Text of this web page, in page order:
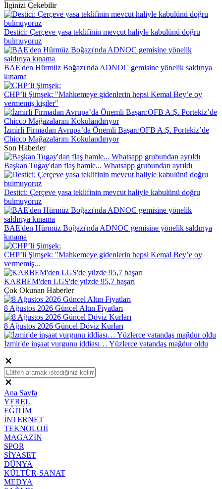
İlginizi Çekebilir
Destici: Çerçeve yasa teklifinin mevcut haliyle kabulünü doğru
bulmuyoruz
BAE'den Hürmüz Boğazı'nda ADNOC gemisine yönelik saldırıya
kınama
CHP’li Şimşek: "Mahkemeye gidenlerin hepsi Kemal Bey’e oy
vermemiş kişiler"
İzmirli Firmadan Avrupa’da Önemli Başarı:OFB A.Ş. Portekiz’de
Chicco Mağazalarını Kokulandırıyor
Son Haberler
Başkan Tugay'dan flaş hamle... Whatsapp grubundan ayrıldı
Destici: Çerçeve yasa teklifinin mevcut haliyle kabulünü doğru
bulmuyoruz
BAE'den Hürmüz Boğazı'nda ADNOC gemisine yönelik saldırıya
kınama
CHP’li Şimşek: "Mahkemeye gidenlerin hepsi Kemal Bey’e oy
vermemiş...
KARBEM'den LGS'de yüzde 95,7 başarı
Çok Okunan Haberler
8 Ağustos 2026 Güncel Altın Fiyatları
8 Ağustos 2026 Güncel Döviz Kurları
İzmir'de inşaat vurgunu iddiası… Yüzlerce vatandaş mağdur oldu
Ana Sayfa
YEREL
EĞİTİM
İNTERNET
TEKNOLOJİ
MAGAZİN
SPOR
SİYASET
DÜNYA
KÜLTÜR-SANAT
MEDYA